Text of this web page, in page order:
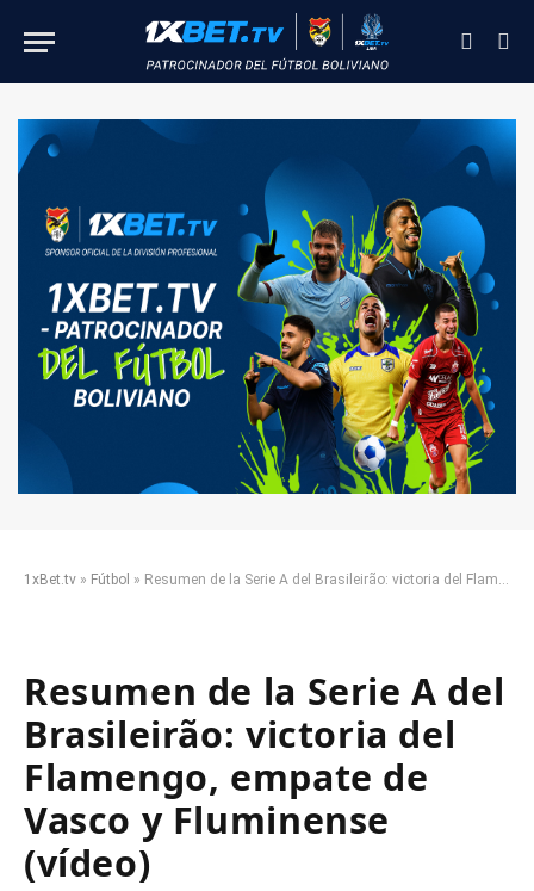
1xBet.tv » Fútbol » Resumen de la Serie A del Brasileirão: victoria del Flamengo, empate de Vasco y Fluminense (vídeo)
Resumen de la Serie A del
Brasileirão: victoria del
Flamengo, empate de
Vasco y Fluminense
(vídeo)